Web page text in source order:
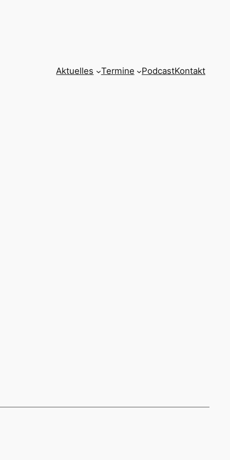
Aktuelles Termine PodcastKontakt